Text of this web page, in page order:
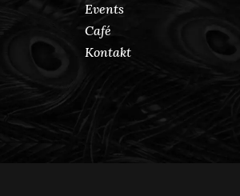
Events
Café
Kontakt